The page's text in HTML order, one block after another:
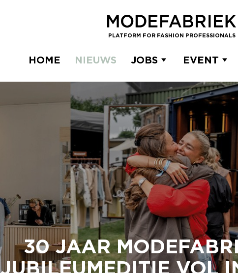
PLATFORM FOR FASHION PROFESSIONALS
HOME NIEUWS JOBS EVENT
30 JAAR
JUBILEUMEDITIE VOL